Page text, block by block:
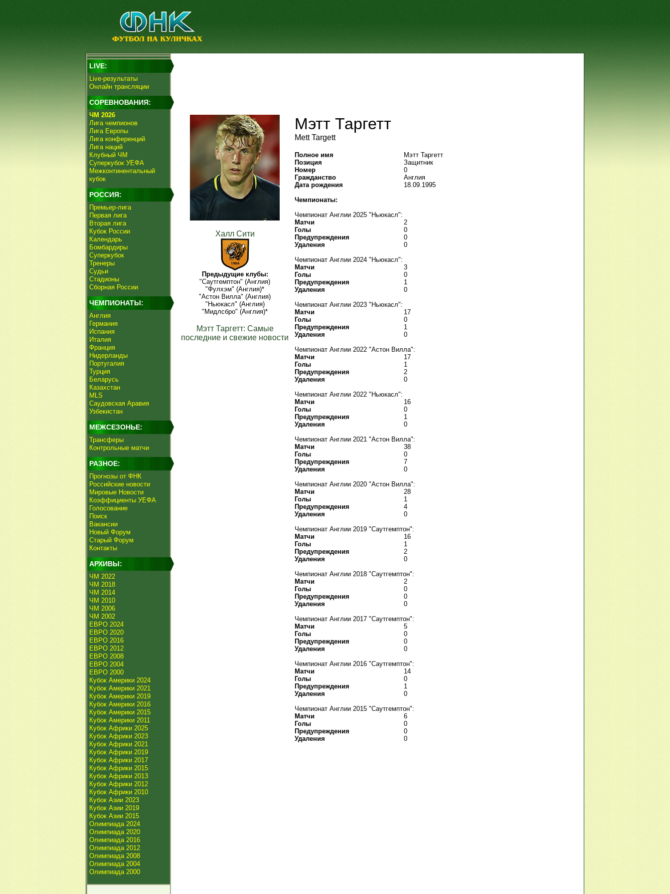
LIVE:
Live-результаты
Онлайн трансляции
СОРЕВНОВАНИЯ:
ЧМ 2026
Лига чемпионов
Лига Европы
Лига конференций
Лига наций
Клубный ЧМ
Суперкубок УЕФА
Межконтинентальный
кубок
РОССИЯ:
Премьер-лига
Первая лига
Вторая лига
Кубок России
Календарь
Бомбардиры
Суперкубок
Тренеры
Судьи
Стадионы
Сборная России
ЧЕМПИОНАТЫ:
Англия
Германия
Испания
Италия
Франция
Нидерланды
Португалия
Турция
Беларусь
Казахстан
MLS
Саудовская Аравия
Узбекистан
МЕЖСЕЗОНЬЕ:
Трансферы
Контрольные матчи
РАЗНОЕ:
Прогнозы от ФНК
Российские новости
Мировые Новости
Коэффициенты УЕФА
Голосование
Поиск
Вакансии
Новый Форум
Старый Форум
Контакты
АРХИВЫ:
ЧМ 2022
ЧМ 2018
ЧМ 2014
ЧМ 2010
ЧМ 2006
ЧМ 2002
ЕВРО 2024
ЕВРО 2020
ЕВРО 2016
ЕВРО 2012
ЕВРО 2008
ЕВРО 2004
ЕВРО 2000
Кубок Америки 2024
Кубок Америки 2021
Кубок Америки 2019
Кубок Америки 2016
Кубок Америки 2015
Кубок Америки 2011
Кубок Африки 2025
Кубок Африки 2023
Кубок Африки 2021
Кубок Африки 2019
Кубок Африки 2017
Кубок Африки 2015
Кубок Африки 2013
Кубок Африки 2012
Кубок Африки 2010
Кубок Азии 2023
Кубок Азии 2019
Кубок Азии 2015
Олимпиада 2024
Олимпиада 2020
Олимпиада 2016
Олимпиада 2012
Олимпиада 2008
Олимпиада 2004
Олимпиада 2000
Халл Сити
Предыдущие клубы:
"Саутгемптон" (Англия)
"Фулхэм" (Англия)*
"Астон Вилла" (Англия)
"Ньюкасл" (Англия)
"Мидлсбро" (Англия)*
Мэтт Таргетт: Самые
последние и свежие новости
Мэтт Таргетт
Mett Targett
Полное имя
Мэтт Таргетт
Позиция
Защитник
Номер
0
Гражданство
Англия
Дата рождения
18.09.1995
Чемпионаты:
Чемпионат Англии 2025 "Ньюкасл":
Матчи
2
Голы
0
Предупреждения
0
Удаления
0
Чемпионат Англии 2024 "Ньюкасл":
Матчи
3
Голы
0
Предупреждения
1
Удаления
0
Чемпионат Англии 2023 "Ньюкасл":
Матчи
17
Голы
0
Предупреждения
1
Удаления
0
Чемпионат Англии 2022 "Астон Вилла":
Матчи
17
Голы
1
Предупреждения
2
Удаления
0
Чемпионат Англии 2022 "Ньюкасл":
Матчи
16
Голы
0
Предупреждения
1
Удаления
0
Чемпионат Англии 2021 "Астон Вилла":
Матчи
38
Голы
0
Предупреждения
7
Удаления
0
Чемпионат Англии 2020 "Астон Вилла":
Матчи
28
Голы
1
Предупреждения
4
Удаления
0
Чемпионат Англии 2019 "Саутгемптон":
Матчи
16
Голы
1
Предупреждения
2
Удаления
0
Чемпионат Англии 2018 "Саутгемптон":
Матчи
2
Голы
0
Предупреждения
0
Удаления
0
Чемпионат Англии 2017 "Саутгемптон":
Матчи
5
Голы
0
Предупреждения
0
Удаления
0
Чемпионат Англии 2016 "Саутгемптон":
Матчи
14
Голы
0
Предупреждения
1
Удаления
0
Чемпионат Англии 2015 "Саутгемптон":
Матчи
6
Голы
0
Предупреждения
0
Удаления
0